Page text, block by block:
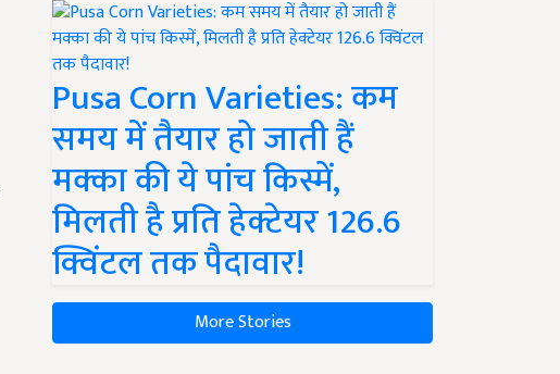
Pusa Corn Varieties: कम
समय में तैयार हो जाती हैं
मक्का की ये पांच किस्में,
मिलती है प्रति हेक्टेयर 126.6
क्विंटल तक पैदावार!
More Stories